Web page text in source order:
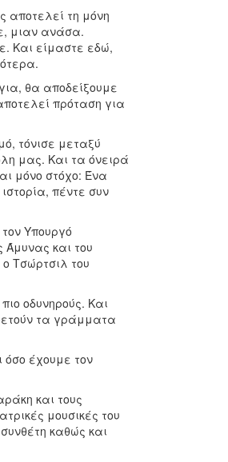
αποτελεί τη μόνη
μιαν ανάσα.
Και είμαστε εδώ,
θα αποδείξουμε
πρόταση για
τόνισε μεταξύ
μας. Και τα όνειρά
μόνο στόχο: Ένα
πέντε συν
Υπουργό
Άμυνας και του
Τσώρτσιλ του
οδυνηρούς. Και
τα γράμματα
έχουμε τον
και τους
μουσικές του
καθώς και